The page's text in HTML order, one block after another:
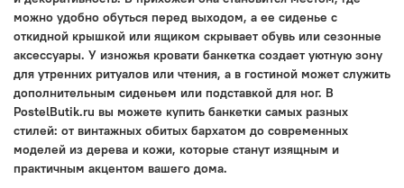
можно удобно обуться перед выходом, а ее сиденье с
откидной крышкой или ящиком скрывает обувь или сезонные
аксессуары. У изножья кровати банкетка создает уютную зону
для утренних ритуалов или чтения, а в гостиной может служить
дополнительным сиденьем или подставкой для ног. В
PostelButik.ru вы можете купить банкетки самых разных
стилей: от винтажных обитых бархатом до современных
моделей из дерева и кожи, которые станут изящным и
практичным акцентом вашего дома.